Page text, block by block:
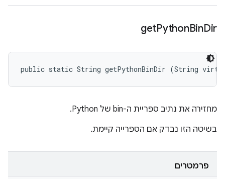
getPythonBinDir
public static String getPythonBinDir (String
מחזירה את נתיב ספריית ה-bin של Python.
בשיטה הזו נבדק אם הספרייה קיימת.
פרמטרים